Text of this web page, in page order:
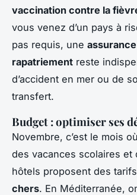
vaccination contre la
vous venez d’un pays à
pas requis, une
rapatriement reste
d’accident en mer ou de
transfert.
Budget : optimiser ses
Novembre, c’est le mois
des vacances scolaires et
hôtels proposent des tarifs
chers. En Méditerranée,